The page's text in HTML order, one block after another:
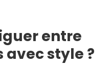
entre
style ?